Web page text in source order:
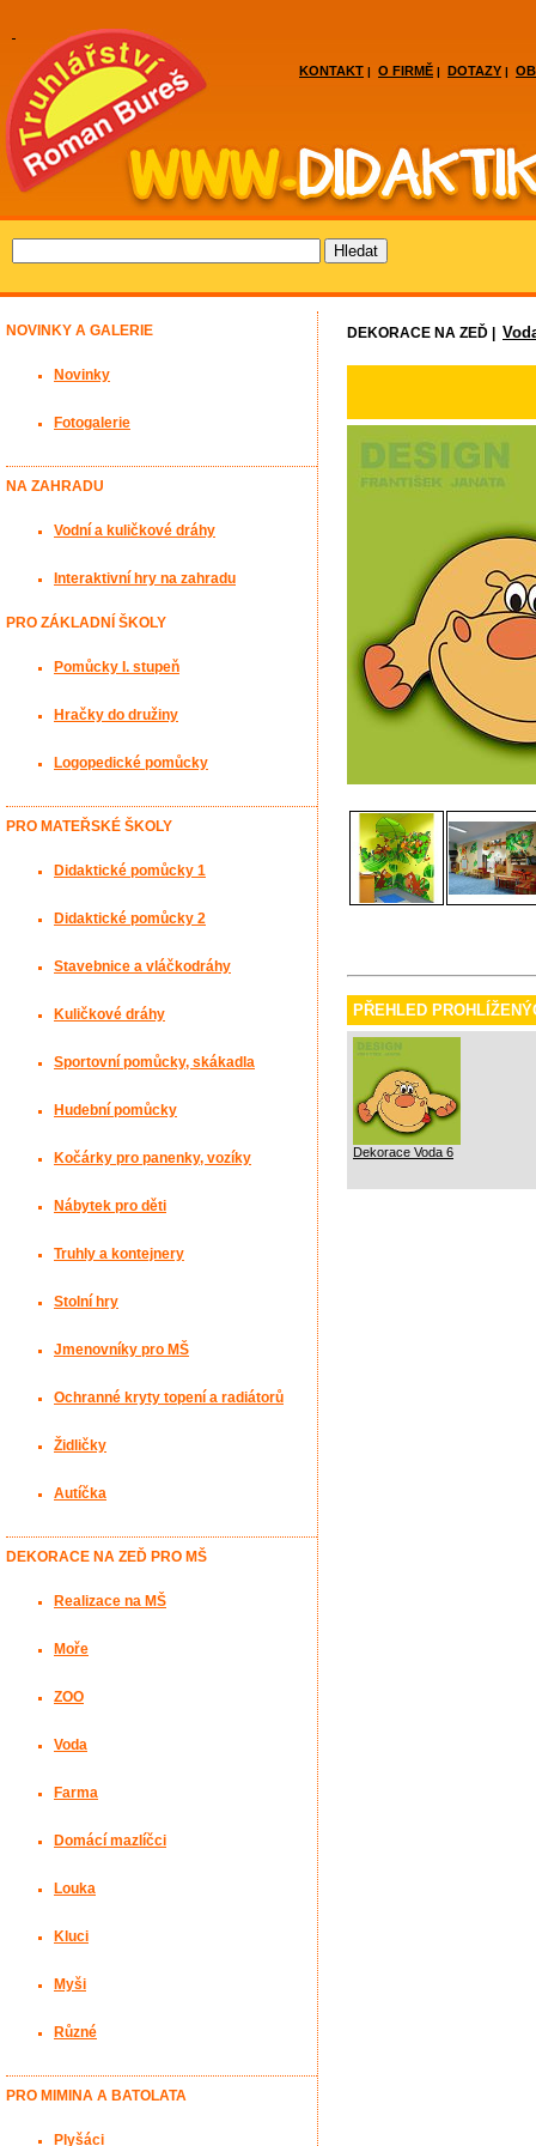
KONTAKT | O FIRMĚ | DOTAZY |
DEKORACE NA ZEĎ |
PŘEHLED
Dekorace Voda 6
NOVINKY A GALERIE
Novinky
Fotogalerie
NA ZAHRADU
Vodní a kuličkové dráhy
Interaktivní hry na zahradu
PRO ZÁKLADNÍ ŠKOLY
Pomůcky I. stupeň
Hračky do družiny
Logopedické pomůcky
PRO MATEŘSKÉ ŠKOLY
Didaktické pomůcky 1
Didaktické pomůcky 2
Stavebnice a vláčkodráhy
Kuličkové dráhy
Sportovní pomůcky, skákadla
Hudební pomůcky
Kočárky pro panenky, vozíky
Nábytek pro děti
Truhly a kontejnery
Stolní hry
Jmenovníky pro MŠ
Ochranné kryty topení a radiátorů
Židličky
Autíčka
DEKORACE NA ZEĎ PRO MŠ
Realizace na MŠ
Moře
ZOO
Voda
Farma
Domácí mazlíčci
Louka
Kluci
Myši
Různé
PRO MIMINA A BATOLATA
Plyšáci